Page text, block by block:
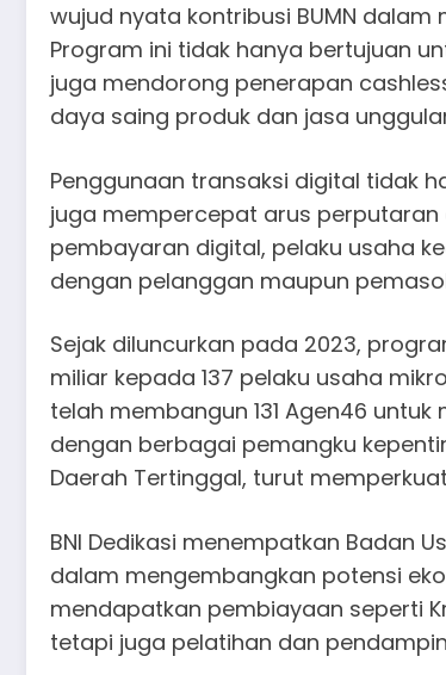
wujud nyata kontribusi BUMN
Program ini tidak hanya bertujuan
juga mendorong penerapan
daya saing produk dan jasa
Penggunaan transaksi digital tidak
juga mempercepat arus perputaran
pembayaran digital, pelaku usaha
dengan pelanggan maupun
Sejak diluncurkan pada 2023,
miliar kepada 137 pelaku usaha
telah membangun 131 Agen46
dengan berbagai pemangku
Daerah Tertinggal, turut
BNI Dedikasi menempatkan Badan
dalam mengembangkan potensi
mendapatkan pembiayaan seperti
tetapi juga pelatihan dan